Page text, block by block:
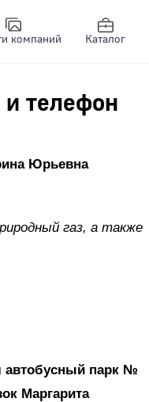
компаний Каталог
и телефон
Юрьевна
газ, а также
автобусный парк №
Маргарита